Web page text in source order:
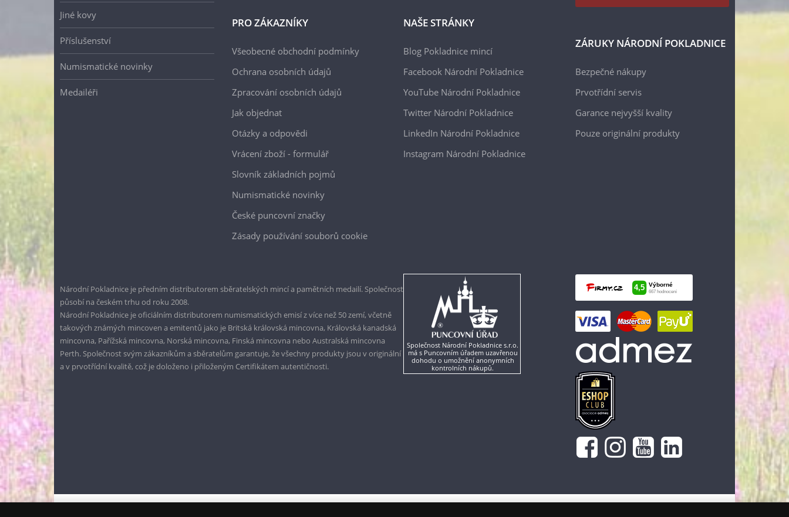
Jiné kovy
Příslušenství
Numismatické novinky
Medailéři
PRO ZÁKAZNÍKY
Všeobecné obchodní podmínky
Ochrana osobních údajů
Zpracování osobních údajů
Jak objednat
Otázky a odpovědi
Vrácení zboží - formulář
Slovník základních pojmů
Numismatické novinky
České puncovní značky
Zásady používání souborů cookie
NAŠE STRÁNKY
Blog Pokladnice mincí
Facebook Národní Pokladnice
YouTube Národní Pokladnice
Twitter Národní Pokladnice
LinkedIn Národní Pokladnice
Instagram Národní Pokladnice
ZÁRUKY NÁRODNÍ POKLADNICE
Bezpečné nákupy
Prvotřídní servis
Garance nejvyšší kvality
Pouze originální produkty
Národní Pokladnice je předním distributorem sběratelských mincí a pamětních medailí. Společnost
působí na českém trhu od roku 2008.
Národní Pokladnice je oficiálním distributorem numismatických emisí z více než 50 zemí, včetně
takových známých mincoven a emitentů jako je Britská královská mincovna, Královská kanadská
mincovna, Pařížská mincovna, Norská mincovna, Finská mincovna nebo Australská mincovna
Perth. Společnost svým zákazníkům a sběratelům garantuje, že všechny produkty jsou v originální
a v prvotřídní kvalitě, což je doloženo i přiloženým Certifikátem autentičnosti.
Společnost Národní Pokladnice s.r.o.
má s Puncovním úřadem uzavřenou
dohodu o umožnění anonymních
kontrolních nákupů.